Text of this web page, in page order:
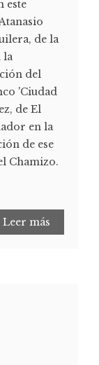
este
de la
la
del
'Ciudad
de El
en la
de ese
Chamizo.
Leer más